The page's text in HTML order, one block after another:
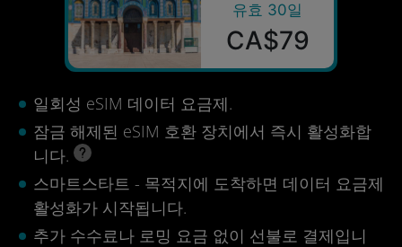
유효 30일
CA$79
일회성 eSIM 데이터 요금제.
잠금 해제된 eSIM 호환 장치에서 즉시 활성화합
니다.
스마트스타트 - 목적지에 도착하면 데이터 요금제
활성화가 시작됩니다.
추가 수수료나 로밍 요금 없이 선불로 결제입니